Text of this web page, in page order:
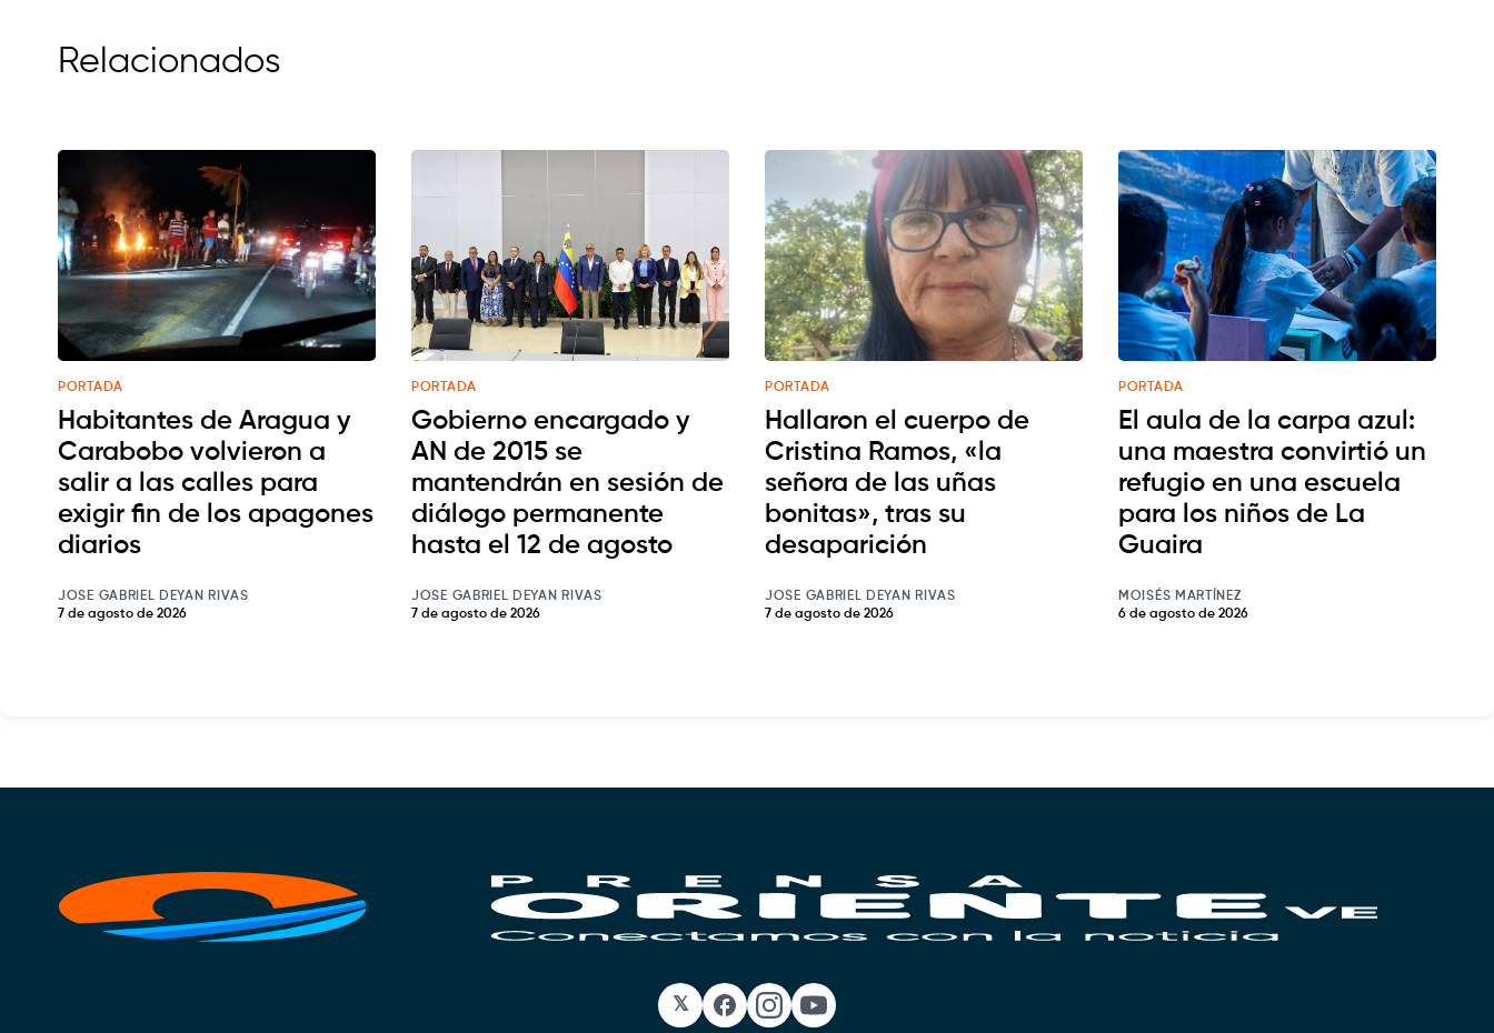
Relacionados
PORTADA
Habitantes de Aragua y
Carabobo volvieron a
salir a las calles para
exigir fin de los apagones
diarios
JOSE GABRIEL DEYAN RIVAS
7 de agosto de 2026
PORTADA
Gobierno encargado y
AN de 2015 se
mantendrán en sesión de
diálogo permanente
hasta el 12 de agosto
JOSE GABRIEL DEYAN RIVAS
7 de agosto de 2026
PORTADA
Hallaron el cuerpo de
Cristina Ramos, «la
señora de las uñas
bonitas», tras su
desaparición
JOSE GABRIEL DEYAN RIVAS
7 de agosto de 2026
PORTADA
El aula de la carpa azul:
una maestra convirtió un
refugio en una escuela
para los niños de La
Guaira
MOISÉS MARTÍNEZ
6 de agosto de 2026
𝕏 Facebook
Instagram
YouTube